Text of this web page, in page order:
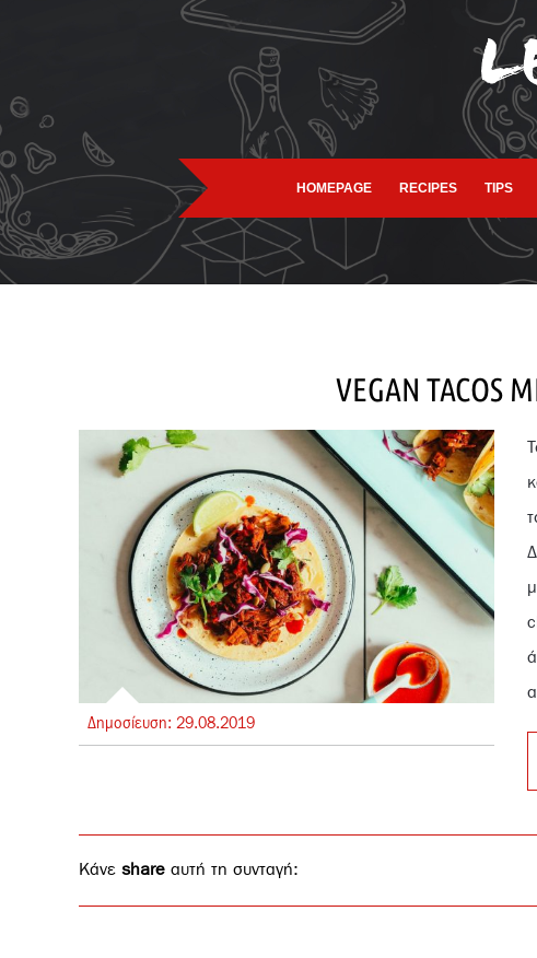
HOMEPAGE RECIPES TIPS
VEGAN TACOS
Δημοσίευση: 29.08.2019
Κάνε share αυτή τη συνταγή: